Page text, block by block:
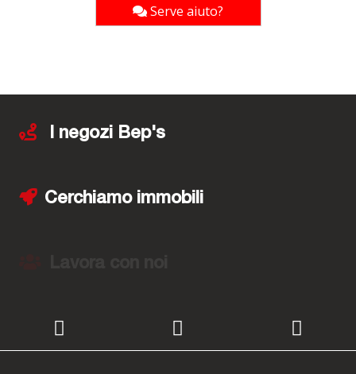
Serve aiuto?
I negozi Bep's
Cerchiamo immobili